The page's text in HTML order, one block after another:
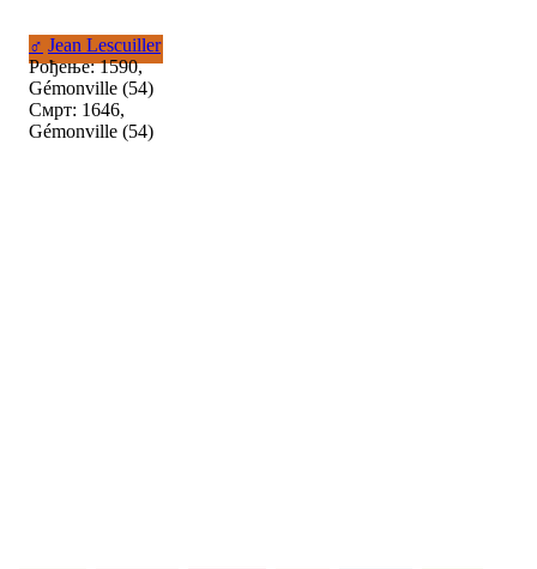
♂ Jean Lescuiller
Рођење: 1590,
Gémonville (54)
Смрт: 1646,
Gémonville (54)